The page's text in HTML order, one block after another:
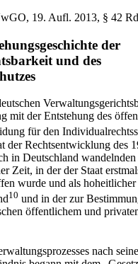
19. Aufl. 2013, § 42
der
und des
mit der Entstehung des
für den
der Rechtsentwicklung des
in Deutschland wandelnden
Zeit, in der der Staat
wurde und als hoheitlicher
10 und in der zur
öffentlichem und
nach